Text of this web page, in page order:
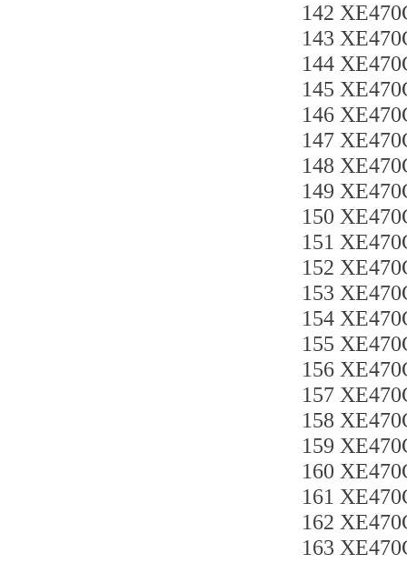
142
143
144
145
146
147
148
149
150
151
152
153
154
155
156
157
158
159
160
161
162
163